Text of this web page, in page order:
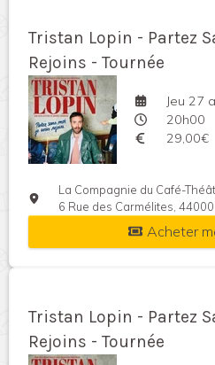
Tristan Lopin - Partez
Rejoins - Tournée
Jeu 27
20h00
29,00€
La Compagnie du Café-
6 Rue des Carmélites,
Acheter
Tristan Lopin - Partez
Rejoins - Tournée